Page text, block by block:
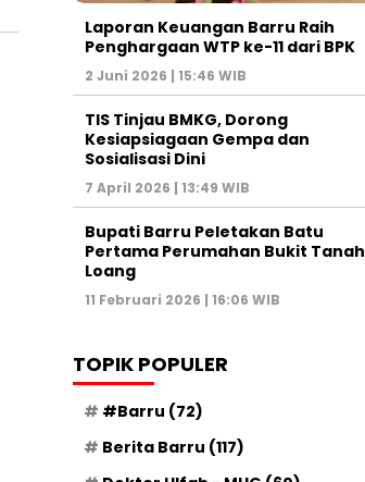
Laporan Keuangan Barru Raih
Penghargaan WTP ke-11 dari BPK
2 Juni 2026 | 15:46 WIB
TIS Tinjau BMKG, Dorong
Kesiapsiagaan Gempa dan
Sosialisasi Dini
7 April 2026 | 13:49 WIB
Bupati Barru Peletakan Batu
Pertama Perumahan Bukit Tanah
Loang
11 Februari 2026 | 16:06 WIB
TOPIK POPULER
#Barru (72)
Berita Barru (117)